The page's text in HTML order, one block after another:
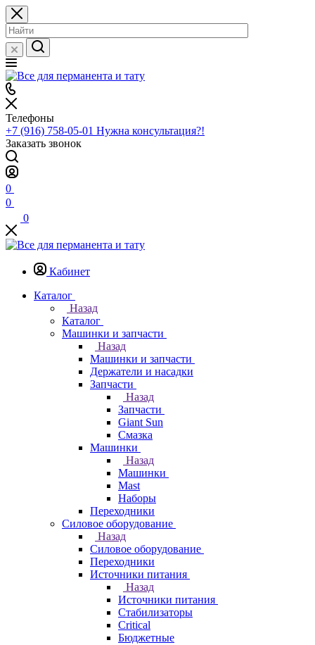
Телефоны
+7 (916) 758-05-01 Нужна консультация?!
Заказать звонок
0
0
0
Кабинет
Каталог
Назад
Каталог
Машинки и запчасти
Назад
Машинки и запчасти
Держатели и насадки
Запчасти
Назад
Запчасти
Giant Sun
Смазка
Машинки
Назад
Машинки
Mast
Наборы
Переходники
Силовое оборудование
Назад
Силовое оборудование
Переходники
Источники питания
Назад
Источники питания
Стабилизаторы
Critical
Бюджетные